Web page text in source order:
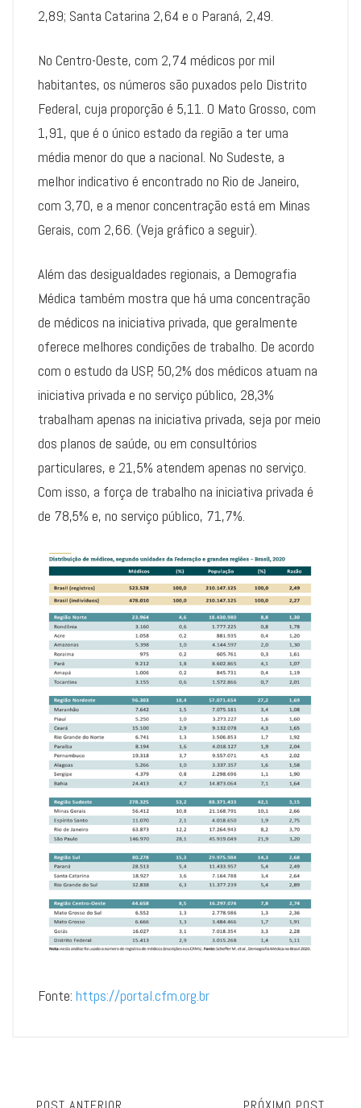
2,89; Santa Catarina 2,64 e o Paraná, 2,49.
No Centro-Oeste, com 2,74 médicos por mil
habitantes, os números são puxados pelo Distrito
Federal, cuja proporção é 5,11. O Mato Grosso, com
1,91, que é o único estado da região a ter uma
média menor do que a nacional. No Sudeste, a
melhor indicativo é encontrado no Rio de Janeiro,
com 3,70, e a menor concentração está em Minas
Gerais, com 2,66. (Veja gráfico a seguir).
Além das desigualdades regionais, a Demografia
Médica também mostra que há uma concentração
de médicos na iniciativa privada, que geralmente
oferece melhores condições de trabalho. De acordo
com o estudo da USP, 50,2% dos médicos atuam na
iniciativa privada e no serviço público, 28,3%
trabalham apenas na iniciativa privada, seja por meio
dos planos de saúde, ou em consultórios
particulares, e 21,5% atendem apenas no serviço.
Com isso, a força de trabalho na iniciativa privada é
de 78,5% e, no serviço público, 71,7%.
Fonte: https://portal.cfm.org.br